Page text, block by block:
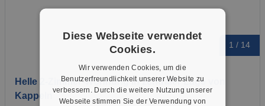
1 / 14
Helle 2-Zimmer-Wohnung in zentraler Lage von
Kappeln
Diese Webseite verwendet
Cookies.
Wir verwenden Cookies, um die
Benutzerfreundlichkeit unserer Website zu
verbessern. Durch die weitere Nutzung unserer
Webseite stimmen Sie der Verwendung von